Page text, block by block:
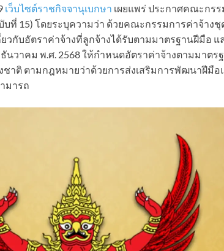
เว็บไซต์ราชกิจจานุเบกษา เผยแพร่ ประกาศคณะกรร
ที่ 15) โดยระบุความว่า ด้วยคณะกรรมการค่าจ้าง
วกับอัตราค่าจ้างที่ลูกจ้างได้รับตามมาตรฐานฝีมือ
นวาคม พ.ศ. 2568 ให้กำหนดอัตราค่าจ้างตามมาตร
ชาติ ตามกฎหมายว่าด้วยการส่งเสริมการพัฒนาฝีมือ
มารถ